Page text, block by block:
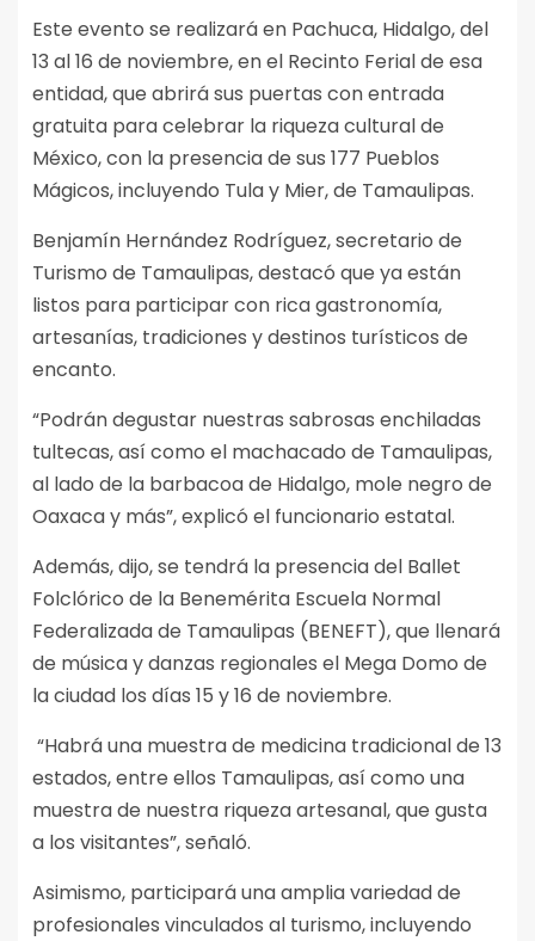
Este evento se realizará en Pachuca, Hidalgo, del
13 al 16 de noviembre, en el Recinto Ferial de esa
entidad, que abrirá sus puertas con entrada
gratuita para celebrar la riqueza cultural de
México, con la presencia de sus 177 Pueblos
Mágicos, incluyendo Tula y Mier, de Tamaulipas.
Benjamín Hernández Rodríguez, secretario de
Turismo de Tamaulipas, destacó que ya están
listos para participar con rica gastronomía,
artesanías, tradiciones y destinos turísticos de
encanto.
“Podrán degustar nuestras sabrosas enchiladas
tultecas, así como el machacado de Tamaulipas,
al lado de la barbacoa de Hidalgo, mole negro de
Oaxaca y más”, explicó el funcionario estatal.
Además, dijo, se tendrá la presencia del Ballet
Folclórico de la Benemérita Escuela Normal
Federalizada de Tamaulipas (BENEFT), que llenará
de música y danzas regionales el Mega Domo de
la ciudad los días 15 y 16 de noviembre.
“Habrá una muestra de medicina tradicional de 13
estados, entre ellos Tamaulipas, así como una
muestra de nuestra riqueza artesanal, que gusta
a los visitantes”, señaló.
Asimismo, participará una amplia variedad de
profesionales vinculados al turismo, incluyendo